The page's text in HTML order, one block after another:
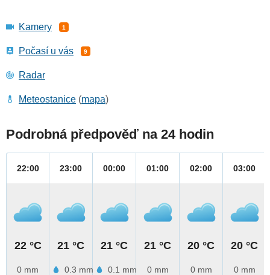
Kamery 1
Počasí u vás 9
Radar
Meteostanice (mapa)
Podrobná předpověď na 24 hodin
22:00
22 °C
0 mm
23:00
21 °C
0.3 mm
00:00
21 °C
0.1 mm
01:00
21 °C
0 mm
02:00
20 °C
0 mm
03:00
20 °C
0 mm